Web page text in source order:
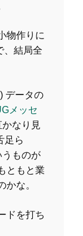
物作りに
、結局全
データの
メッセ
なり見
足ら
うものが
ともと業
かな。
ドを打ち